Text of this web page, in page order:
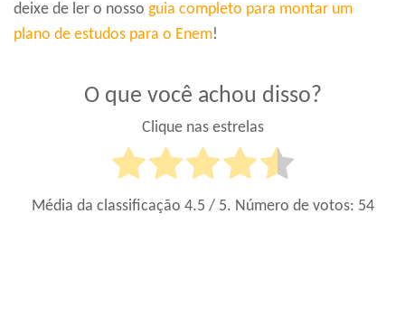
deixe de ler o nosso guia completo para montar um
plano de estudos para o Enem!
O que você achou disso?
Clique nas estrelas
Média da classificação 4.5 / 5. Número de votos: 54